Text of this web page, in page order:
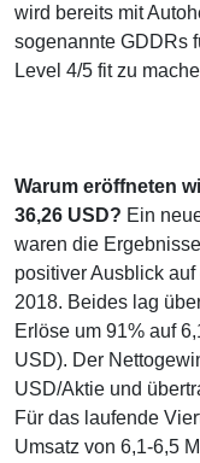
wird bereits mit
sogenannte GDDRs
Level 4/5 fit zu
Warum eröffneten
36,26 USD? Ein
waren die
positiver Ausblick
2018. Beides lag
Erlöse um 91% auf
USD). Der
USD/Aktie und
Für das laufende
Umsatz von 6,1-6,5